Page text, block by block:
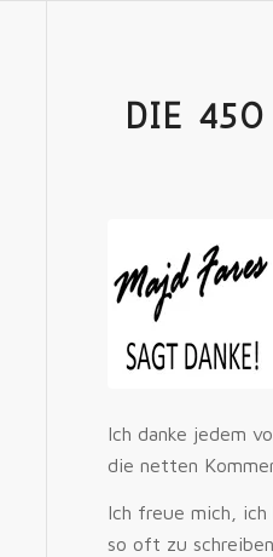
DIE 450
Ich danke jedem
die netten
Ich freue mich,
so oft zu